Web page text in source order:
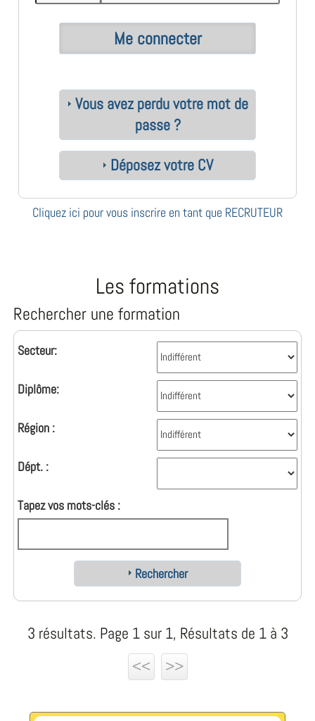
Vous avez perdu votre mot de
passe ?
Déposez votre CV
Cliquez ici pour vous inscrire en tant que RECRUTEUR
Les formations
Rechercher une formation
Secteur:
Diplôme:
Région :
Dépt. :
Tapez vos mots-clés :
Rechercher
3 résultats. Page 1 sur 1, Résultats de 1 à 3
<<
>>